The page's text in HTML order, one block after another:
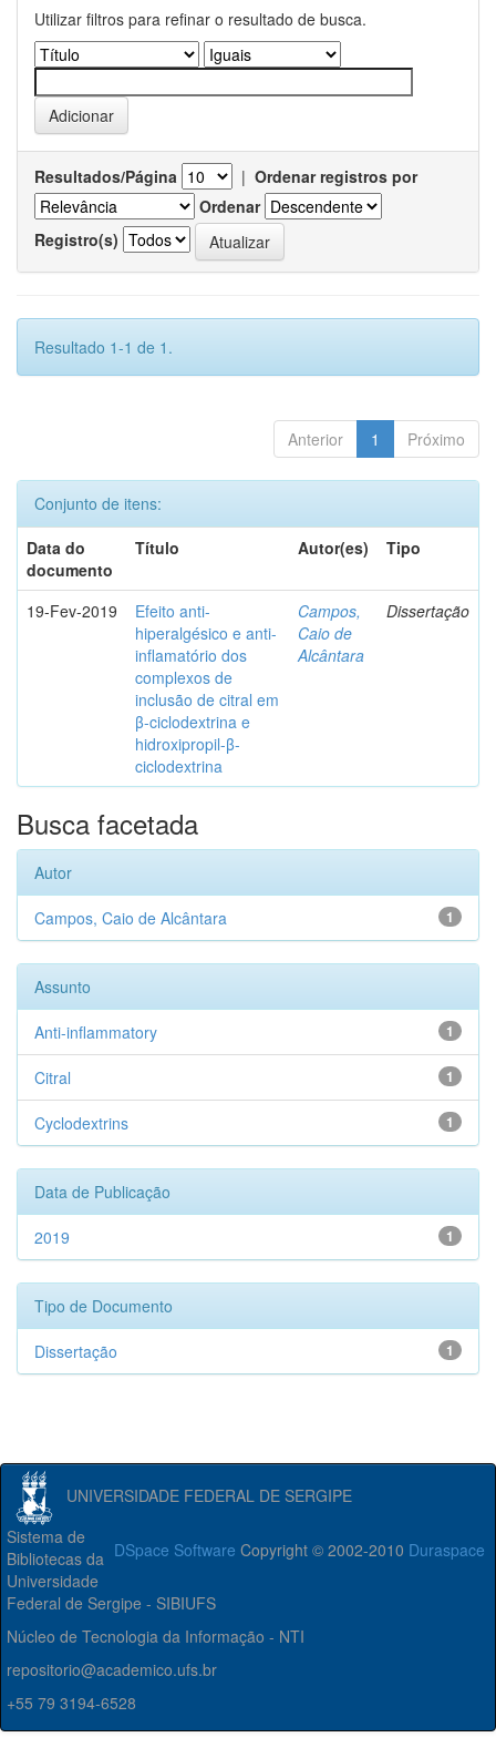
Utilizar filtros para refinar o resultado de busca.
Resultados/Página | Ordenar registros por
Ordenar
Registro(s)
Resultado 1-1 de 1.
Anterior 1 Próximo
Conjunto de itens:
Data do
documento
Título Autor(es) Tipo
19-Fev-2019
Efeito anti-
hiperalgésico e anti-
inflamatório dos
complexos de
inclusão de citral em
β-ciclodextrina e
hidroxipropil-β-
ciclodextrina
Campos,
Caio de
Alcântara
Dissertação
Busca facetada
Autor
1
Campos, Caio de Alcântara
Assunto
1
Anti-inflammatory
1
Citral
1
Cyclodextrins
Data de Publicação
1
2019
Tipo de Documento
1
Dissertação
UNIVERSIDADE FEDERAL DE SERGIPE
DSpace Software Copyright © 2002-2010 Duraspace
Sistema de
Bibliotecas da
Universidade
Federal de Sergipe - SIBIUFS
Núcleo de Tecnologia da Informação - NTI
repositorio@academico.ufs.br
+55 79 3194-6528